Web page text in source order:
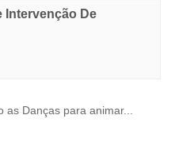
e
s
Intervenção De
as Danças para animar...